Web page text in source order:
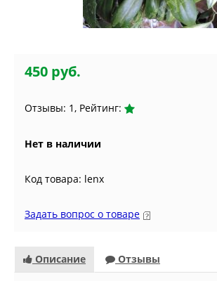
450 руб.
Отзывы: 1, Рейтинг:
Нет в наличии
Код товара: lenx
Задать вопрос о товаре
Описание Отзывы